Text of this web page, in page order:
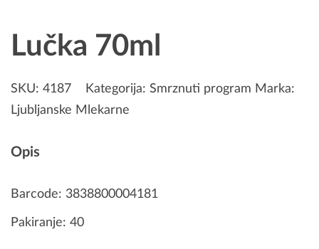
Lučka 70ml
SKU: 4187 Kategorija: Smrznuti program Marka:
Ljubljanske Mlekarne
Opis
Barcode: 3838800004181
Pakiranje: 40